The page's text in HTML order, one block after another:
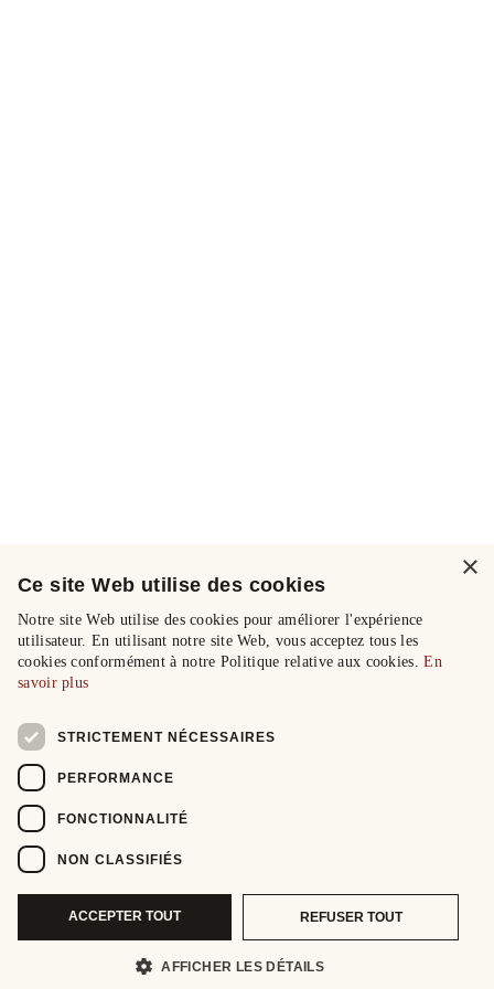
×
Ce site Web utilise des cookies
Notre site Web utilise des cookies pour améliorer l'expérience
utilisateur. En utilisant notre site Web, vous acceptez tous les
cookies conformément à notre Politique relative aux cookies.En
savoir plus
STRICTEMENT NÉCESSAIRES
PERFORMANCE
FONCTIONNALITÉ
NON CLASSIFIÉS
ACCEPTER TOUT REFUSER TOUT
AFFICHER LES DÉTAILS